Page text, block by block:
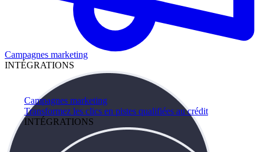
Campagnes marketing
Transformez les clics en pistes qualifiées au crédit
INTÉGRATIONS
Campagnes marketing
INTÉGRATIONS